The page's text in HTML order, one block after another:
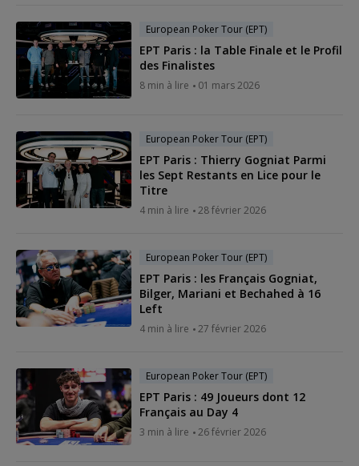
European Poker Tour (EPT)
EPT Paris : la Table Finale et le Profil
des Finalistes
8 min à lire 01 mars 2026
European Poker Tour (EPT)
EPT Paris : Thierry Gogniat Parmi
les Sept Restants en Lice pour le
Titre
4 min à lire 28 février 2026
European Poker Tour (EPT)
EPT Paris : les Français Gogniat,
Bilger, Mariani et Bechahed à 16
Left
4 min à lire 27 février 2026
European Poker Tour (EPT)
EPT Paris : 49 Joueurs dont 12
Français au Day 4
3 min à lire 26 février 2026